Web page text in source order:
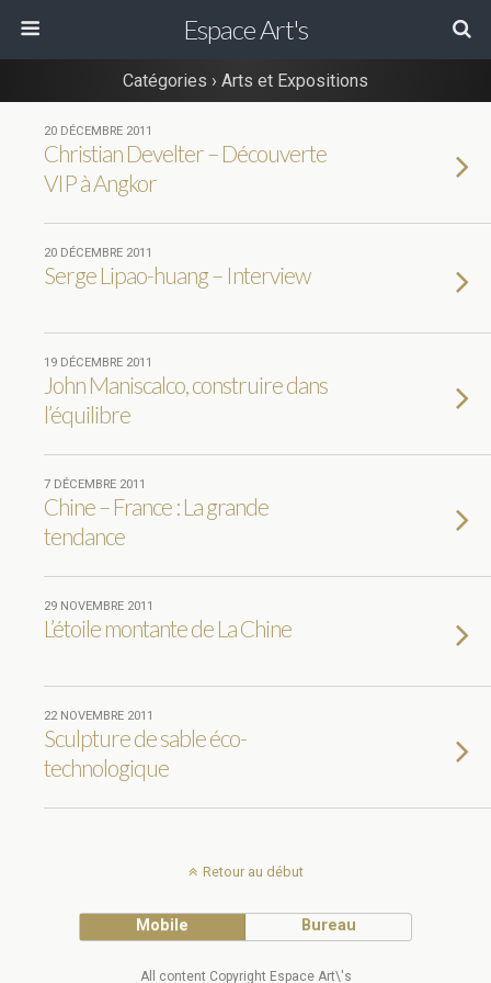
Espace Art's
Catégories › Arts et Expositions
20 DÉCEMBRE 2011
Christian Develter – Découverte
VIP à Angkor
20 DÉCEMBRE 2011
Serge Lipao-huang – Interview
19 DÉCEMBRE 2011
John Maniscalco, construire dans
l’équilibre
7 DÉCEMBRE 2011
Chine – France : La grande
tendance
29 NOVEMBRE 2011
L’étoile montante de La Chine
22 NOVEMBRE 2011
Sculpture de sable éco-
technologique
Retour au début
Mobile Bureau
All content Copyright Espace Art\'s